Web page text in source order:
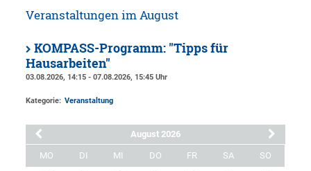
Veranstaltungen im August
KOMPASS-Programm: "Tipps für
Hausarbeiten"
03.08.2026, 14:15 - 07.08.2026, 15:45 Uhr
Kategorie: Veranstaltung
August 2026
MO DI MI DO FR SA SO